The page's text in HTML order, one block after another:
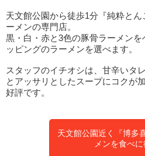
天文館公園から徒歩1分『純粋と
ーメンの専門店。
黒・白・赤と3色の豚骨ラーメン
ッピングのラーメンを選べます。
スタッフのイチオシは、甘辛いタ
とアッサリとしたスープにコクが
好評です。
天文館公園近く『博多
メンを食べに